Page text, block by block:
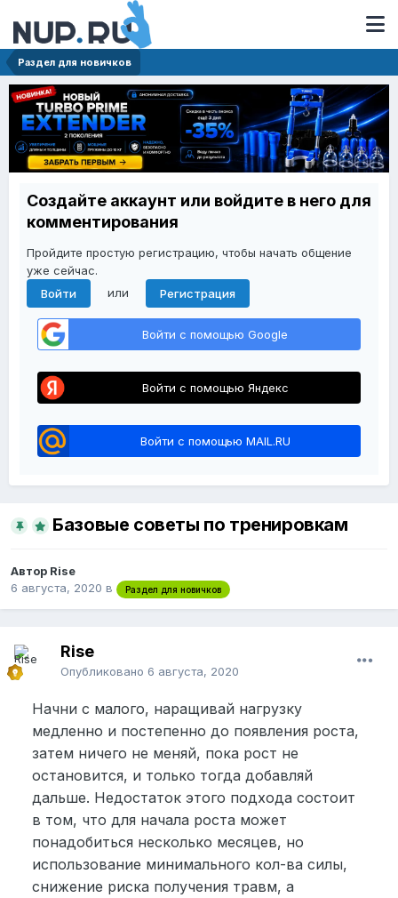
Раздел для новичков
Создайте аккаунт или войдите в него для
комментирования
Пройдите простую регистрацию, чтобы начать общение
уже сейчас.
Войти
или Регистрация
Войти с помощью Google
Войти с помощью Яндекс
Войти с помощью MAIL.RU
Базовые советы по тренировкам
Автор Rise
6 августа, 2020 в Раздел для новичков
Rise
Опубликовано 6 августа, 2020
Начни с малого, наращивай нагрузку
медленно и постепенно до появления роста,
затем ничего не меняй, пока рост не
остановится, и только тогда добавляй
дальше. Недостаток этого подхода состоит
в том, что для начала роста может
понадобиться несколько месяцев, но
использование минимального кол-ва силы,
снижение риска получения травм, а